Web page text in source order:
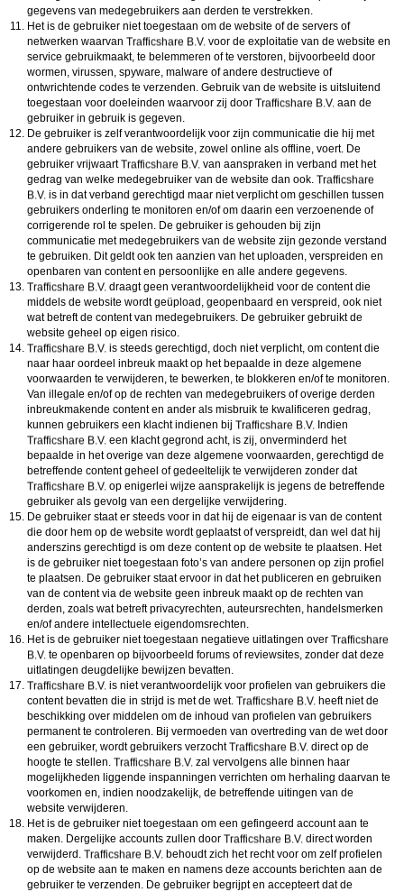
gegevens van medegebruikers aan derden te verstrekken.
Het is de gebruiker niet toegestaan om de website of de servers of
netwerken waarvan
voor de exploitatie van de website en
service gebruikmaakt, te belemmeren of te verstoren, bijvoorbeeld door
wormen, virussen, spyware, malware of andere destructieve of
ontwrichtende codes te verzenden. Gebruik van de website is uitsluitend
toegestaan voor doeleinden waarvoor zij door
aan de
gebruiker in gebruik is gegeven.
De gebruiker is zelf verantwoordelijk voor zijn communicatie die hij met
andere gebruikers van de website, zowel online als offline, voert. De
gebruiker vrijwaart
van aanspraken in verband met het
gedrag van welke medegebruiker van de website dan ook.
is in dat verband gerechtigd maar niet verplicht om geschillen tussen
gebruikers onderling te monitoren en/of om daarin een verzoenende of
corrigerende rol te spelen. De gebruiker is gehouden bij zijn
communicatie met medegebruikers van de website zijn gezonde verstand
te gebruiken. Dit geldt ook ten aanzien van het uploaden, verspreiden en
openbaren van content en persoonlijke en alle andere gegevens.
draagt geen verantwoordelijkheid voor de content die
middels de website wordt geüpload, geopenbaard en verspreid, ook niet
wat betreft de content van medegebruikers. De gebruiker gebruikt de
website geheel op eigen risico.
is steeds gerechtigd, doch niet verplicht, om content die
naar haar oordeel inbreuk maakt op het bepaalde in deze algemene
voorwaarden te verwijderen, te bewerken, te blokkeren en/of te monitoren.
Van illegale en/of op de rechten van medegebruikers of overige derden
inbreukmakende content en ander als misbruik te kwalificeren gedrag,
kunnen gebruikers een klacht indienen bij
Indien
een klacht gegrond acht, is zij, onverminderd het
bepaalde in het overige van deze algemene voorwaarden, gerechtigd de
betreffende content geheel of gedeeltelijk te verwijderen zonder dat
op enigerlei wijze aansprakelijk is jegens de betreffende
gebruiker als gevolg van een dergelijke verwijdering.
De gebruiker staat er steeds voor in dat hij de eigenaar is van de content
die door hem op de website wordt geplaatst of verspreidt, dan wel dat hij
anderszins gerechtigd is om deze content op de website te plaatsen. Het
is de gebruiker niet toegestaan foto’s van andere personen op zijn profiel
te plaatsen. De gebruiker staat ervoor in dat het publiceren en gebruiken
van de content via de website geen inbreuk maakt op de rechten van
derden, zoals wat betreft privacyrechten, auteursrechten, handelsmerken
en/of andere intellectuele eigendomsrechten.
Het is de gebruiker niet toegestaan negatieve uitlatingen over
te openbaren op bijvoorbeeld forums of reviewsites, zonder dat deze
uitlatingen deugdelijke bewijzen bevatten.
is niet verantwoordelijk voor profielen van gebruikers die
content bevatten die in strijd is met de wet.
heeft niet de
beschikking over middelen om de inhoud van profielen van gebruikers
permanent te controleren. Bij vermoeden van overtreding van de wet door
een gebruiker, wordt gebruikers verzocht
direct op de
hoogte te stellen.
zal vervolgens alle binnen haar
mogelijkheden liggende inspanningen verrichten om herhaling daarvan te
voorkomen en, indien noodzakelijk, de betreffende uitingen van de
website verwijderen.
Het is de gebruiker niet toegestaan om een gefingeerd account aan te
maken. Dergelijke accounts zullen door
direct worden
verwijderd.
behoudt zich het recht voor om zelf profielen
op de website aan te maken en namens deze accounts berichten aan de
gebruiker te verzenden. De gebruiker begrijpt en accepteert dat de